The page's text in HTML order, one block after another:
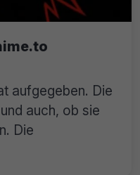
aufgegeben. Die
auch, ob sie
Die